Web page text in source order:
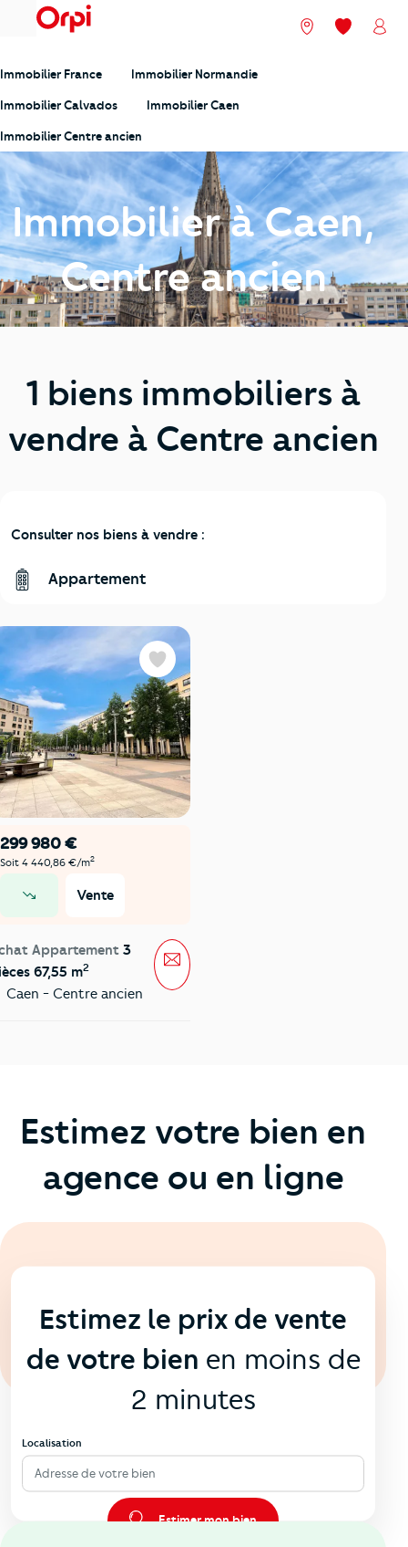
menu Nos agences
Mes
Immobilier France Immobilier Normandie
Immobilier Calvados Immobilier Caen
Immobilier Centre ancien
Immobilier à Caen,
Centre ancien
1 biens immobiliers à
vendre à Centre ancien
Consulter nos biens à vendre :
Appartement
299 980 €
Soit 4 440,86 €/m2
Vente
Appartement 3
67,55 m2
Caen - Centre ancien
Favoris
Message
Estimez votre bien en
agence ou en ligne
Estimez le prix de vente
de votre bien en moins de
2 minutes
Localisation
Adresse de votre bien
Estimer mon bien